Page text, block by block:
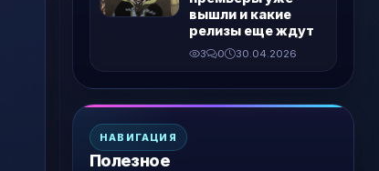
вышли и какие
релизы еще ждут
3 0 30.04.2026
НАВИГАЦИЯ
Полезное